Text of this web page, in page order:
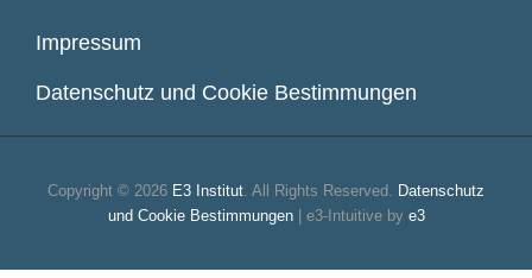
Impressum
Datenschutz und Cookie Bestimmungen
Copyright © 2026 E3 Institut. All Rights Reserved. Datenschutz
und Cookie Bestimmungen| e3-Intuitive by e3